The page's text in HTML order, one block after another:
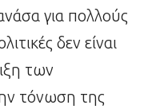
για πολλούς
δεν είναι
των
τόνωση της